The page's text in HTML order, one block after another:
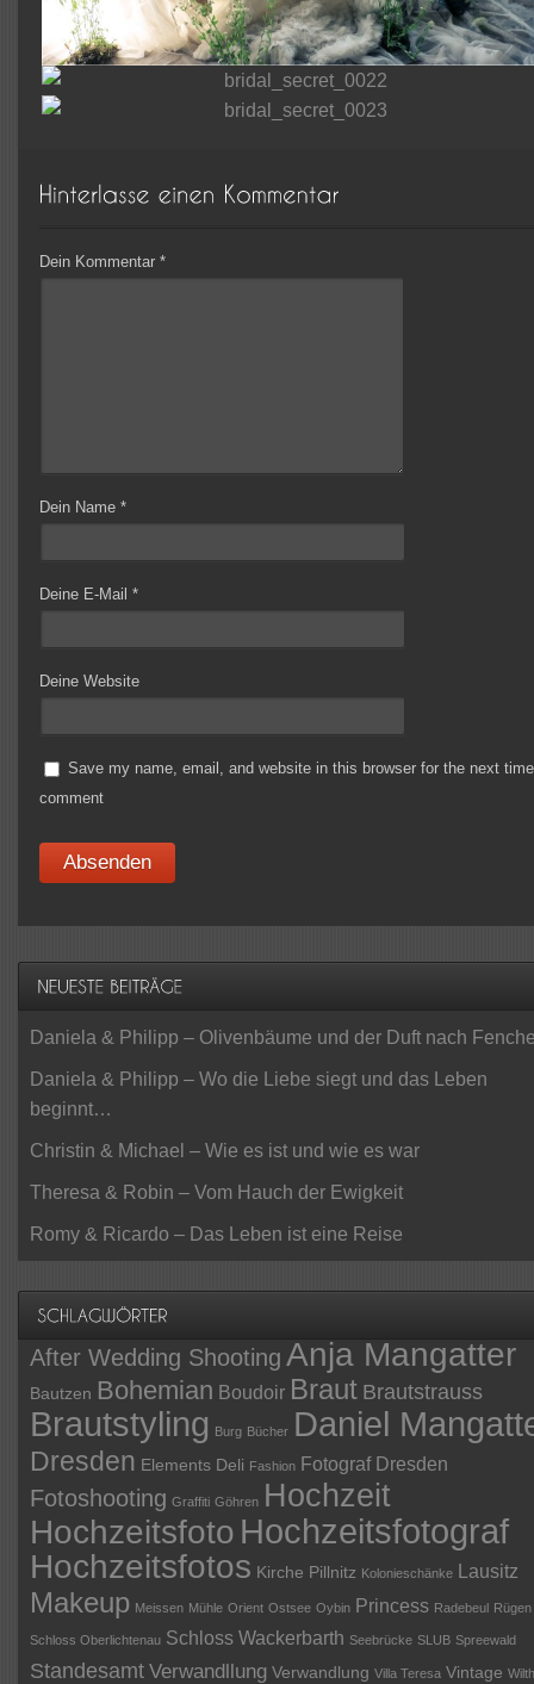
Dein Kommentar*
Dein Name*
Deine E-Mail*
Deine Website
Save my name, email, and website in this browser for the next
comment
Daniela & Philipp – Olivenbäume und der Duft nach
Daniela & Philipp – Wo die Liebe siegt und das Leben
beginnt…
Christin & Michael – Wie es ist und wie es war
Theresa & Robin – Vom Hauch der Ewigkeit
Romy & Ricardo – Das Leben ist eine Reise
After Wedding Shooting Anja Mangatter
Bautzen Bohemian Boudoir Braut Brautstrauss
Brautstyling Burg Bücher Daniel
Dresden Elements Deli Fashion Fotograf Dresden
Fotoshooting Graffiti Göhren Hochzeit
Hochzeitsfoto Hochzeitsfotograf
Hochzeitsfotos Kirche Pillnitz Kolonieschänke Lausitz
Makeup Meissen Mühle Orient Ostsee Oybin Princess Radebeul Rügen
Schloss Oberlichtenau Schloss Wackerbarth Seebrücke SLUB Spreewald
Standesamt Verwandllung Verwandlung Villa Teresa Vintage